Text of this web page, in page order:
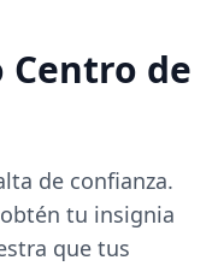
de
de confianza.
tu insignia
que tus